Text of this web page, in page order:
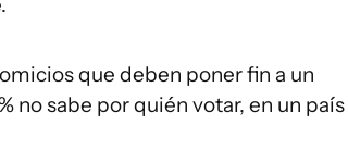
que deben poner fin a un
no sabe por quién votar, en un país